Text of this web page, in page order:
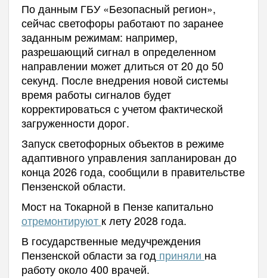
По данным ГБУ «Безопасный регион»,
сейчас светофоры работают по заранее
заданным режимам: например,
разрешающий сигнал в определенном
направлении может длиться от 20 до 50
секунд. После внедрения новой системы
время работы сигналов будет
корректироваться с учетом фактической
загруженности дорог.
Запуск светофорных объектов в режиме
адаптивного управления запланирован до
конца 2026 года, сообщили в правительстве
Пензенской области.
Мост на Токарной в Пензе капитально
отремонтируют к лету 2028 года.
В государственные медучреждения
Пензенской области за годприняли на
работу около 400 врачей.